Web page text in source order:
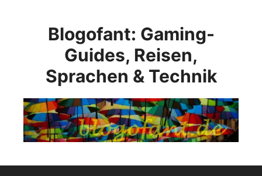
Blogofant: Gaming-
Guides, Reisen,
Sprachen & Technik